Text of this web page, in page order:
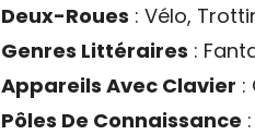
Deux-Roues : Vélo,
Genres Littéraires :
Appareils Avec Clavier :
Pôles De Connaissance